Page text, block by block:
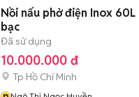
Nồi nấu phở điện Inox 60L
bạc
Đã sử dụng
10.000.000 đ
Tp Hồ Chí Minh